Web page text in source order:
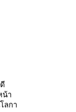
น้า
ลกา